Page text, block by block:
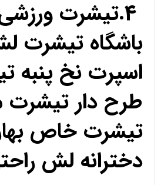
4.تیشرت
باشگاه
اسپرت نخ پنبه
طرح دار تیشرت
تیشرت خاص
دخترانه لش